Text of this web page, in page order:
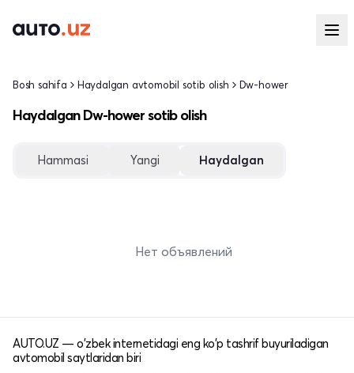
Bosh sahifa Haydalgan avtomobil sotib olish Dw-hower
Haydalgan Dw-hower sotib olish
Hammasi Yangi Haydalgan
Нет объявлений
AUTO.UZ — o'zbek internetidagi eng ko'p tashrif buyuriladigan
avtomobil saytlaridan biri